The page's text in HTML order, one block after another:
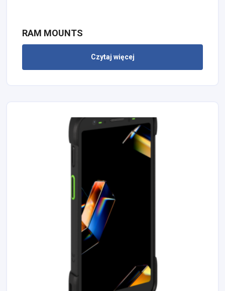
RAM MOUNTS
Czytaj więcej